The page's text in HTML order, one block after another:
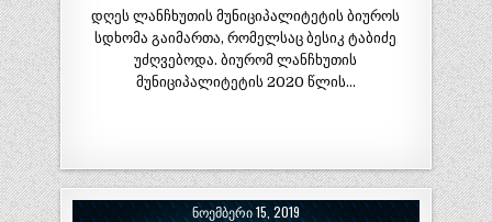
დღეს ლანჩხუთის მუნიციპალიტეტის ბიუროს
სდხომა გაიმართა, რომელსაც ბესიკ ტაბიძე
უძღვებოდა. ბიურომ ლანჩხუთის
მუნიციპალიტეტის 2020 წლის…
ᲜᲝᲔᲛᲑᲔᲠᲘ 15, 2019